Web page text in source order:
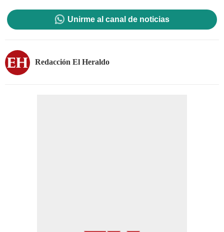
Unirme al canal de noticias
Redacción El Heraldo